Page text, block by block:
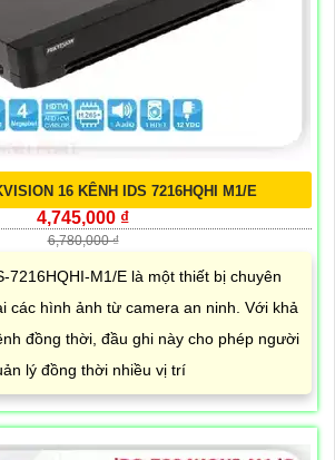
16 KÊNH IDS 7216HQHI M1/E
4,745,000 ₫
6,780,000 ₫
7216HQHI-M1/E là một thiết bị chuyên
các hình ảnh từ camera an ninh. Với khả
đồng thời, đầu ghi này cho phép người
lý đồng thời nhiều vị trí